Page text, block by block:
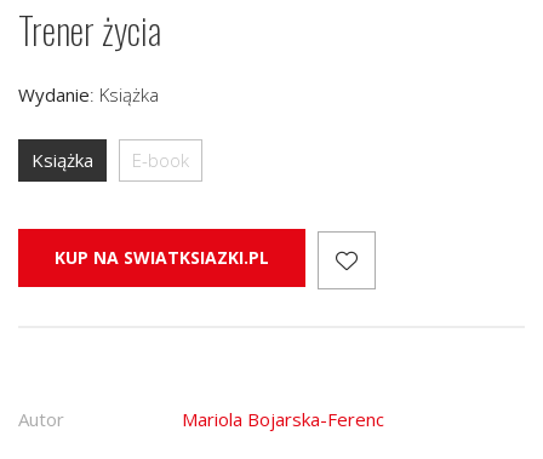
Trener życia
Wydanie: Książka
Książka E-book
KUP NA SWIATKSIAZKI.PL
Autor Mariola Bojarska-Ferenc